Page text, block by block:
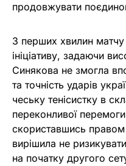
продовжувати
З перших хвилин матчу
ініціативу, задаючи
Синякова не змогла
та точність ударів
чеську тенісистку в
переконливої
скориставшись
вирішила не
на початку другого